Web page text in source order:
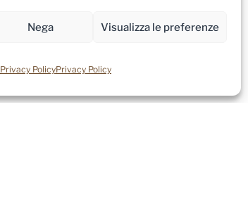
Nega Visualizza le preferenze
Privacy PolicyPrivacy Policy